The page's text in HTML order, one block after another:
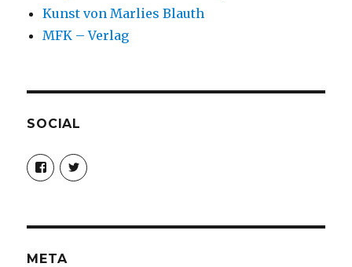
Kunst von Marlies Blauth
MFK – Verlag
SOCIAL
Profil
von
christoph.fleischer1
anzeigen
Profil
von
anzeigen
META